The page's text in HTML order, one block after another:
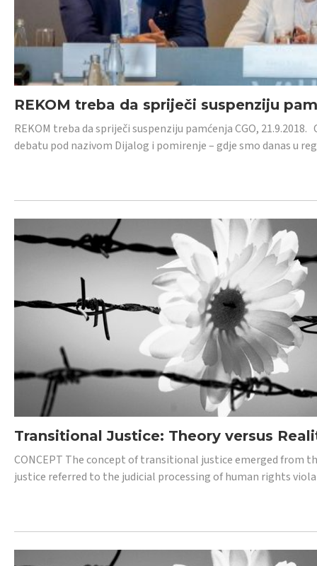
REKOM treba da spriječi suspenziju
REKOM treba da spriječi suspenziju pamćenja CGO,
debatu pod nazivom Dijalog i pomirenje – gdje smo danas u
Transitional Justice: Theory versus
CONCEPT The concept of transitional justice emerged
justice referred to the judicial processing of human rights